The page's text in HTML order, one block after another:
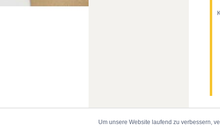
Um unsere Website laufend zu verbessern,